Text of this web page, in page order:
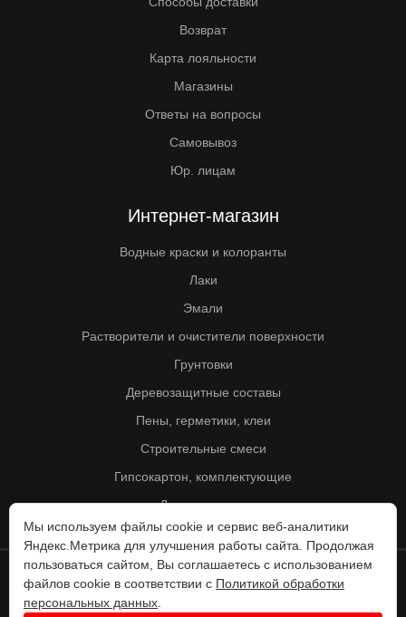
Возврат
Карта лояльности
Магазины
Ответы на вопросы
Самовывоз
Юр. лицам
Интернет-магазин
Водные краски и колоранты
Лаки
Эмали
Растворители и очистители поверхности
Грунтовки
Деревозащитные составы
Пены, герметики, клеи
Строительные смеси
Гипсокартон, комплектующие
Другие товары
© Колорит 1995 - 2026
Мы используем файлы cookie и сервис веб-аналитики
Яндекс.Метрика для улучшения работы сайта. Продолжая
пользоваться сайтом, Вы соглашаетесь с использованием
файлов cookie в соответствии с Политикой обработки
персональных данных